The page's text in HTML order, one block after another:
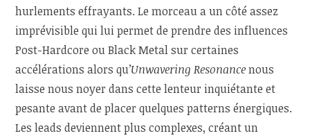
hurlements effrayants. Le morceau a un côté assez
imprévisible qui lui permet de prendre des influences
Post-Hardcore ou Black Metal sur certaines
accélérations alors qu’Unwavering Resonancenous
laisse nous noyer dans cette lenteur inquiétante et
pesante avant de placer quelques patterns énergiques.
Les leads deviennent plus complexes, créant un